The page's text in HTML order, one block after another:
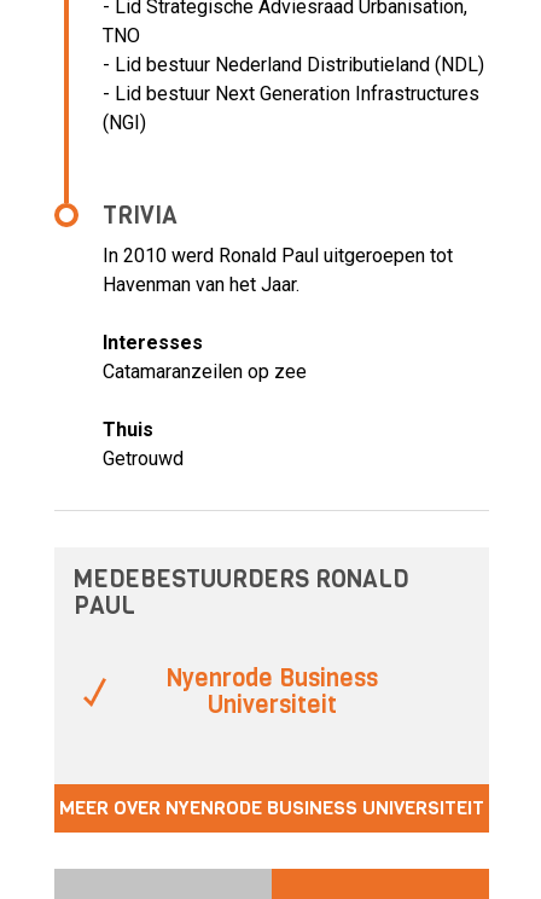
- Lid Strategische Adviesraad Urbanisation,
TNO
- Lid bestuur Nederland Distributieland (NDL)
- Lid bestuur Next Generation Infrastructures
(NGI)
TRIVIA
In 2010 werd Ronald Paul uitgeroepen tot
Havenman van het Jaar.
Interesses
Catamaranzeilen op zee
Thuis
Getrouwd
MEDEBESTUURDERS RONALD
PAUL
Nyenrode Business
Universiteit
MEER OVER NYENRODE BUSINESS UNIVERSITEIT